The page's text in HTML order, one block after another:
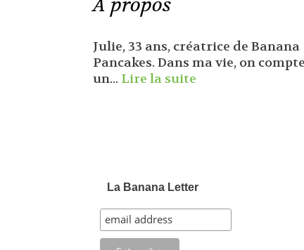
Julie, 33 ans, créatrice de Banana
Pancakes. Dans ma vie, on compte
un... Lire la suite
La Banana Letter